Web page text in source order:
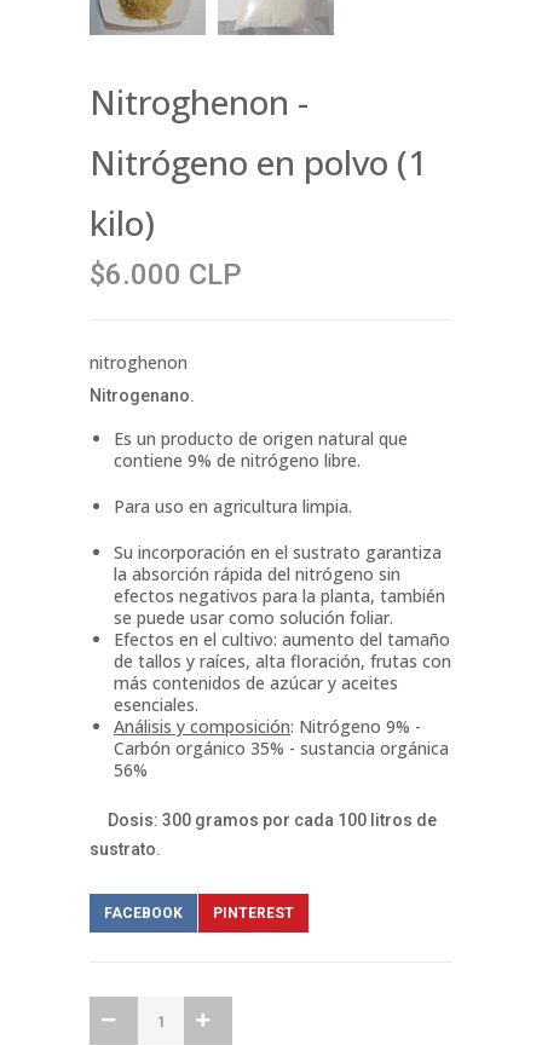
Nitroghenon -
Nitrógeno en polvo (1
kilo)
$6.000 CLP
nitroghenon
Nitrogenano.
Es un producto de origen natural que
contiene 9% de nitrógeno libre.
Para uso en agricultura limpia.
Su incorporación en el sustrato garantiza
la absorción rápida del nitrógeno sin
efectos negativos para la planta, también
se puede usar como solución foliar.
Efectos en el cultivo: aumento del tamaño
de tallos y raíces, alta floración, frutas con
más contenidos de azúcar y aceites
esenciales.
Análisis y composición: Nitrógeno 9% -
Carbón orgánico 35% - sustancia orgánica
56%
Dosis: 300 gramos por cada 100 litros de
sustrato.
FACEBOOK PINTEREST